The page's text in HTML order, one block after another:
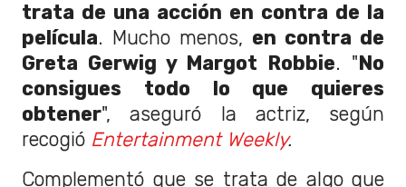
trata de una acción en contra de la
película. Mucho menos, en contra de
Greta Gerwig y Margot Robbie. " No
consigues todo lo que quieres
obtener", aseguró la actriz, según
recogió Entertainment Weekly.
Complementó que se trata de algo que